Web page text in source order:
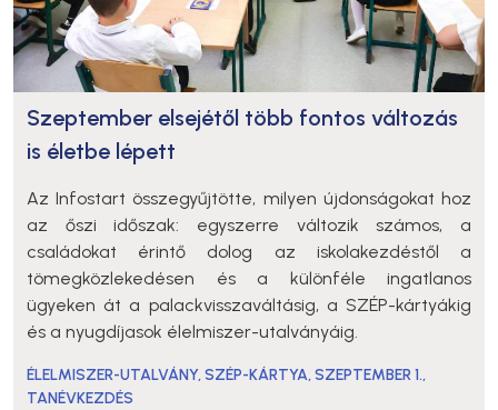
Szeptember elsejétől több fontos változás
is életbe lépett
Az Infostart összegyűjtötte, milyen újdonságokat hoz
az őszi időszak: egyszerre változik számos, a
családokat érintő dolog az iskolakezdéstől a
tömegközlekedésen és a különféle ingatlanos
ügyeken át a palackvisszaváltásig, a SZÉP-kártyákig
és a nyugdíjasok élelmiszer-utalványáig.
ÉLELMISZER-UTALVÁNY,SZÉP-KÁRTYA,SZEPTEMBER 1.,
TANÉVKEZDÉS